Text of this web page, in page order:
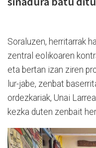
Soraluzen, herritarrak
zentral eolikoaren
eta bertan izan ziren
lur-jabe, zenbat
ordezkariak, Unai
kezka duten zenbait